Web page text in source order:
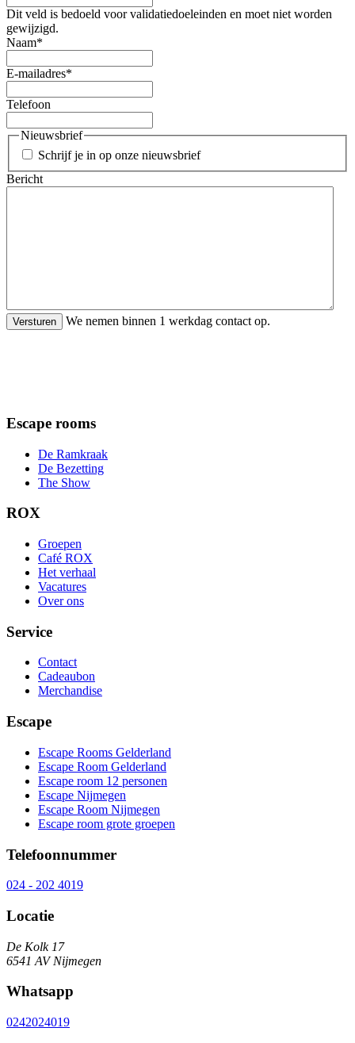
Dit veld is bedoeld voor validatiedoeleinden en moet niet worden
gewijzigd.
Naam*
E-mailadres*
Telefoon
Nieuwsbrief
Schrijf je in op onze nieuwsbrief
Bericht
Versturen We nemen binnen 1 werkdag contact op.
Escape rooms
De Ramkraak
De Bezetting
The Show
ROX
Groepen
Café ROX
Het verhaal
Vacatures
Over ons
Service
Contact
Cadeaubon
Merchandise
Escape
Escape Rooms Gelderland
Escape Room Gelderland
Escape room 12 personen
Escape Nijmegen
Escape Room Nijmegen
Escape room grote groepen
Telefoonnummer
024 - 202 4019
Locatie
De Kolk 17
6541 AV Nijmegen
Whatsapp
0242024019